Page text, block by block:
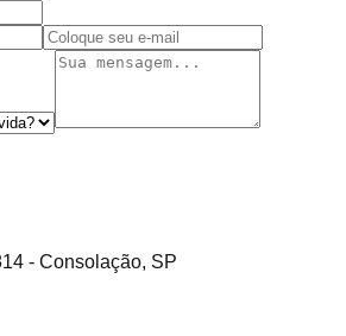
- Consolação, SP